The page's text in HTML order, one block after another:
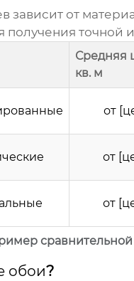
зависит от
получения
Средняя
кв. м
от
от
от
обои?